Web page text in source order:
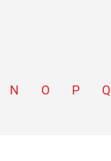
N O P Q